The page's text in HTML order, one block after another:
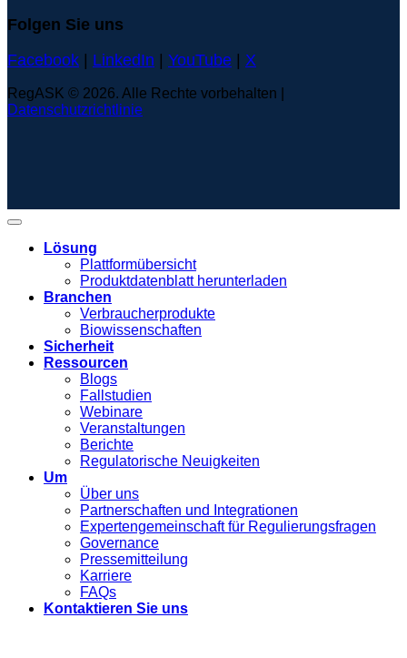
Folgen Sie uns
Facebook | LinkedIn | YouTube | X
RegASK © 2026. Alle Rechte vorbehalten |
Datenschutzrichtlinie
Lösung
Plattformübersicht
Produktdatenblatt herunterladen
Branchen
Verbraucherprodukte
Biowissenschaften
Sicherheit
Ressourcen
Blogs
Fallstudien
Webinare
Veranstaltungen
Berichte
Regulatorische Neuigkeiten
Um
Über uns
Partnerschaften und Integrationen
Expertengemeinschaft für Regulierungsfragen
Governance
Pressemitteilung
Karriere
FAQs
Kontaktieren Sie uns